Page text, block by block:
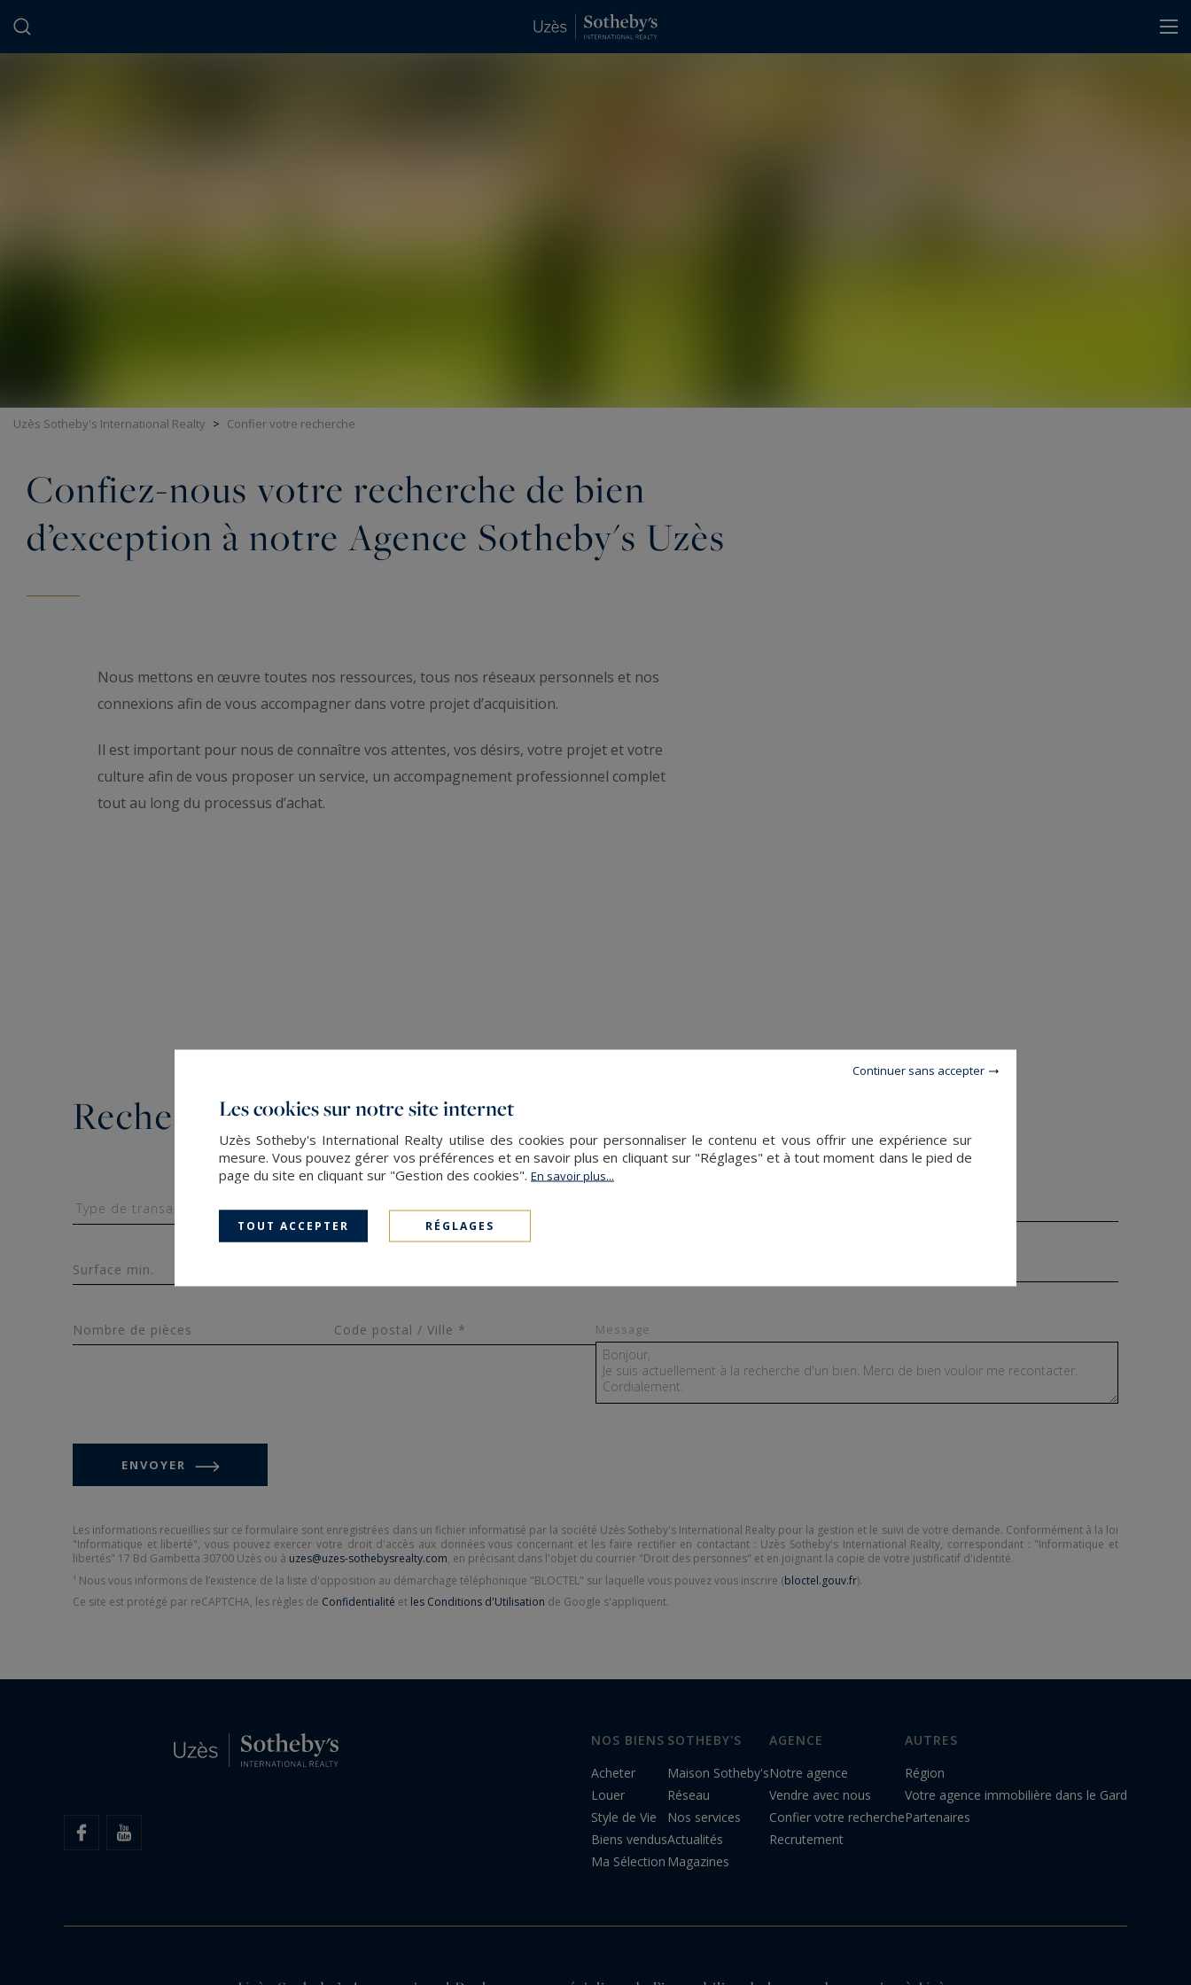
Uzès Sotheby's International Realty > Confier votre recherche
Confiez-nous votre recherche de bien
d’exception à notre Agence Sotheby's Uzès
Nous mettons en œuvre toutes nos ressources, tous nos réseaux personnels et nos
connexions afin de vous accompagner dans votre projet d’acquisition.
Il est important pour nous de connaître vos attentes, vos désirs, votre projet et votre
culture afin de vous proposer un service, un accompagnement professionnel complet
tout au long du processus d’achat.
Rechercher un bien
Type de bien*
Surface min.
Nombre de pièces Code postal / Ville * Message
ENVOYER
Les informations recueillies sur ce formulaire sont enregistrées dans un fichier informatisé par la société Uzès Sotheby's International Realty pour la gestion et le suivi de votre demande. Conformément à la loi
"Informatique et liberté", vous pouvez exercer votre droit d'accès aux données vous concernant et les faire rectifier en contactant : Uzès Sotheby's International Realty, correspondant : "Informatique et
libertés" 17 Bd Gambetta 30700 Uzès ou à uzes@uzes-sothebysrealty.com, en précisant dans l'objet du courrier "Droit des personnes" et en joignant la copie de votre justificatif d'identité.
¹ Nous vous informons de l’existence de la liste d'opposition au démarchage téléphonique "BLOCTEL" sur laquelle vous pouvez vous inscrire (bloctel.gouv.fr).
Ce site est protégé par reCAPTCHA, les règles de Confidentialité et les Conditions d'Utilisation de Google s'appliquent.
NOS BIENS
Acheter
Louer
Style de Vie
Biens vendus
Ma Sélection
SOTHEBY'S
Maison Sotheby's
Réseau
Nos services
Actualités
Magazines
AGENCE
Notre agence
Vendre avec nous
Confier votre recherche
Recrutement
AUTRES
Région
Votre agence immobilière dans le Gard
Partenaires
Les cookies sur notre site internet
Uzès Sotheby's International Realty utilise des cookies pour personnaliser le contenu et vous offrir une expérience sur
mesure. Vous pouvez gérer vos préférences et en savoir plus en cliquant sur "Réglages" et à tout moment dans le pied de
page du site en cliquant sur "Gestion des cookies". En savoir plus...
TOUT ACCEPTER RÉGLAGES
Continuer sans accepter